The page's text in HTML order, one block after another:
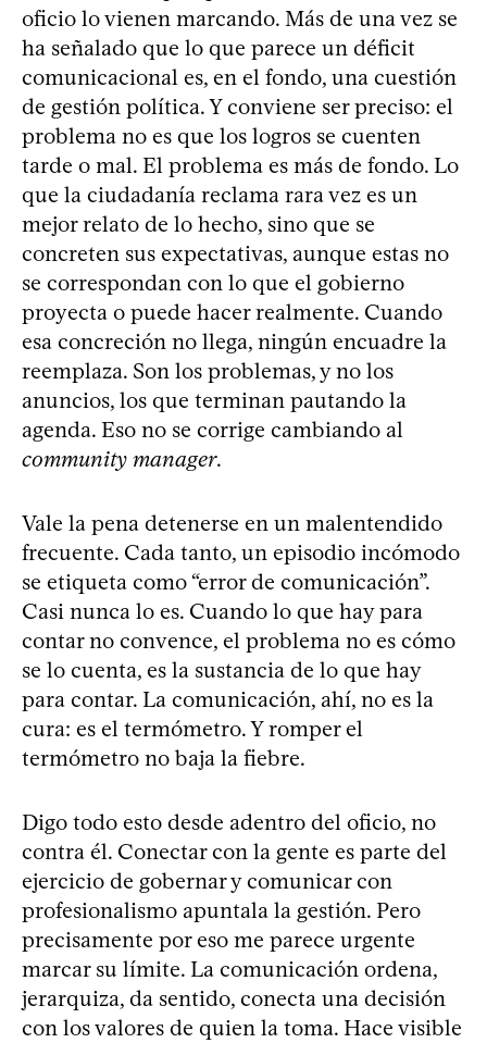
oficio lo vienen marcando. Más de una vez se
ha señalado que lo que parece un déficit
comunicacional es, en el fondo, una cuestión
de gestión política. Y conviene ser preciso: el
problema no es que los logros se cuenten
tarde o mal. El problema es más de fondo. Lo
que la ciudadanía reclama rara vez es un
mejor relato de lo hecho, sino que se
concreten sus expectativas, aunque estas no
se correspondan con lo que el gobierno
proyecta o puede hacer realmente. Cuando
esa concreción no llega, ningún encuadre la
reemplaza. Son los problemas, y no los
anuncios, los que terminan pautando la
agenda. Eso no se corrige cambiando al
community manager.
Vale la pena detenerse en un malentendido
frecuente. Cada tanto, un episodio incómodo
se etiqueta como “error de comunicación”.
Casi nunca lo es. Cuando lo que hay para
contar no convence, el problema no es cómo
se lo cuenta, es la sustancia de lo que hay
para contar. La comunicación, ahí, no es la
cura: es el termómetro. Y romper el
termómetro no baja la fiebre.
Digo todo esto desde adentro del oficio, no
contra él. Conectar con la gente es parte del
ejercicio de gobernar y comunicar con
profesionalismo apuntala la gestión. Pero
precisamente por eso me parece urgente
marcar su límite. La comunicación ordena,
jerarquiza, da sentido, conecta una decisión
con los valores de quien la toma. Hace visible